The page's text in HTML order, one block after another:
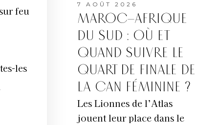
feu
les
7 AOÛT 2026
MAROC–AFRIQUE
DU SUD : OÙ ET
QUAND SUIVRE LE
QUART DE FINALE DE
LA CAN FÉMININE ?
Les Lionnes de l’Atlas
jouent leur place dans le